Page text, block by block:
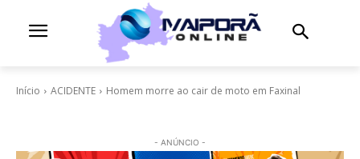
Início ACIDENTE Homem morre ao cair de moto em Faxinal
- ANÚNCIO -